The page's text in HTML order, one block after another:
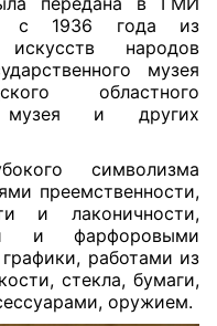
с 1936 года из
искусств народов
музея
областного
музея и других
символизма
преемственности,
и лаконичности,
и фарфоровыми
работами из
стекла, бумаги,
оружием.